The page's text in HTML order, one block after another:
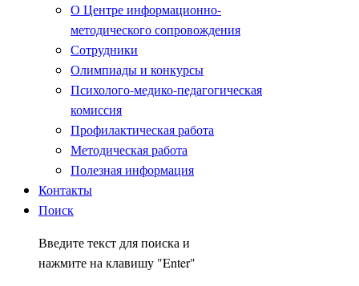
О Центре информационно-
методического сопровождения
Сотрудники
Олимпиады и конкурсы
Психолого-медико-педагогическая
комиссия
Профилактическая работа
Методическая работа
Полезная информация
Контакты
Поиск
Введите текст для поиска и
нажмите на клавишу "Enter"